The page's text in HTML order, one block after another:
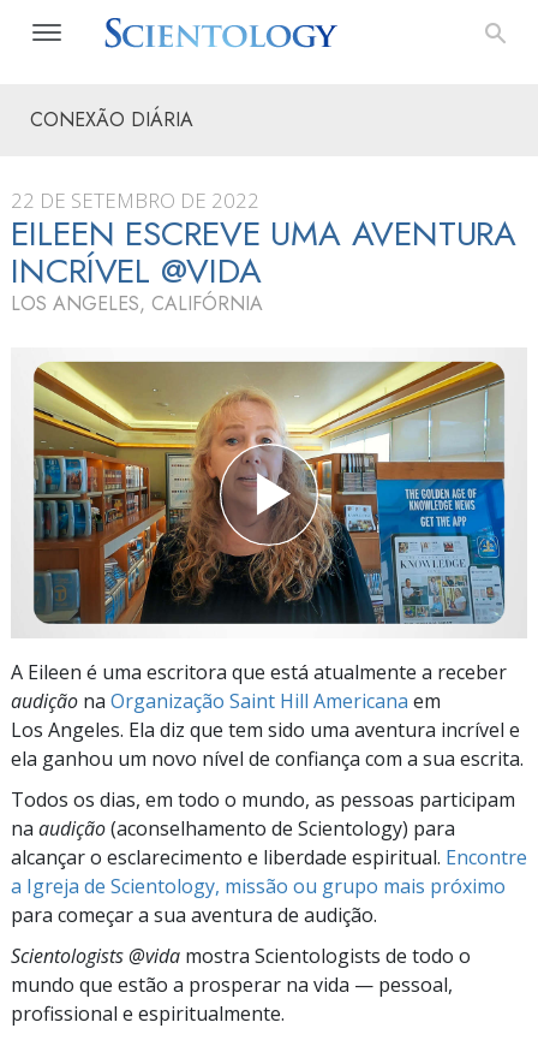
CONEXÃO DIÁRIA
22 DE SETEMBRO DE 2022
EILEEN ESCREVE UMA AVENTURA
INCRÍVEL @VIDA
LOS ANGELES, CALIFÓRNIA
A Eileen é uma escritora que está atualmente a receber
audição na Organização Saint Hill Americana em
Los Angeles. Ela diz que tem sido uma aventura incrível e
ela ganhou um novo nível de confiança com a sua escrita.
Todos os dias, em todo o mundo, as pessoas participam
na audição(aconselhamento de Scientology) para
alcançar o esclarecimento e liberdade espiritual. Encontre
a Igreja de Scientology, missão ou grupo mais próximo
para começar a sua aventura de audição.
Scientologists @vida mostra Scientologists de todo o
mundo que estão a prosperar na vida — pessoal,
profissional e espiritualmente.